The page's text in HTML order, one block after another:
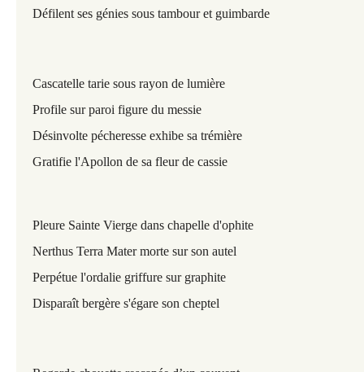
Défilent ses génies sous tambour et guimbarde
Cascatelle tarie sous rayon de lumière
Profile sur paroi figure du messie
Désinvolte pécheresse exhibe sa trémière
Gratifie l'Apollon de sa fleur de cassie
Pleure Sainte Vierge dans chapelle d'ophite
Nerthus Terra Mater morte sur son autel
Perpétue l'ordalie griffure sur graphite
Disparaît bergère s'égare son cheptel